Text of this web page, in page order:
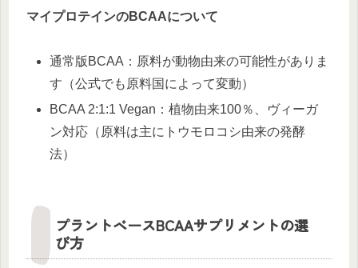
マイプロテインのBCAAについて
通常版BCAA：原料が動物由来の可能性がありま
す（公式でも原料国によって変動）
BCAA 2:1:1 Vegan：植物由来100％、ヴィーガ
ン対応（原料は主にトウモロコシ由来の発酵
法）
プラントベースBCAAサプリメントの選
び方